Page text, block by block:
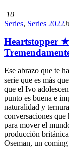
10
Series, Series 2022
Heartstopper
Ese abrazo que te
serie que es más
que el Ivo
punto es buena e
naturalidad y
conversaciones que
para mover el
producción
Oseman, un